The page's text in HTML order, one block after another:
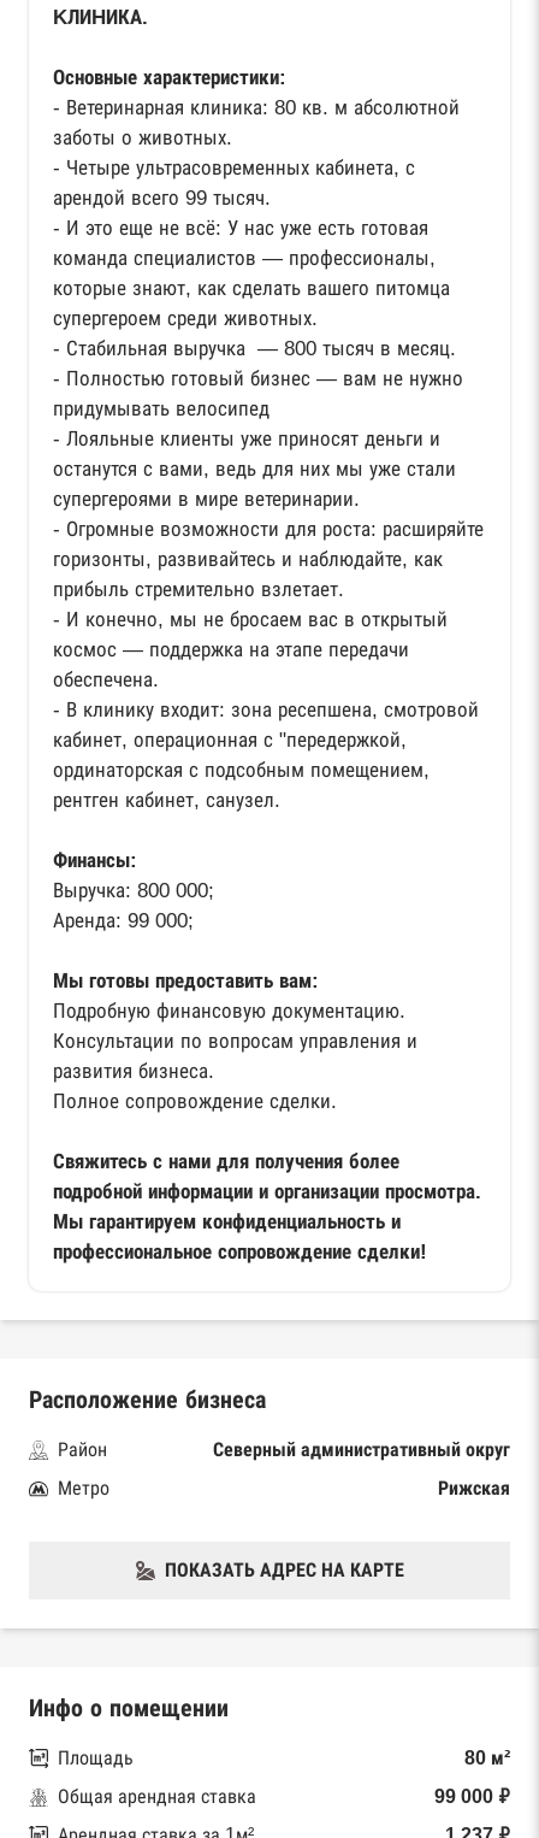
KЛИHИКА.
Основные характеристики:
- Ветеринарная клиника: 80 кв. м абсолютной
заботы о животных.
- Четыре ультрасовременных кабинета, с
арендой всего 99 тысяч.
- И это еще не всё: У нас уже есть готовая
команда специалистов — профессионалы,
которые знают, как сделать вашего питомца
супергероем среди животных.
- Стабильная выручка — 800 тысяч в месяц.
- Полностью готовый бизнес — вам не нужно
придумывать велосипед
- Лояльные клиенты уже приносят деньги и
останутся с вами, ведь для них мы уже стали
супергероями в мире ветеринарии.
- Огромные возможности для роста: расширяйте
горизонты, развивайтесь и наблюдайте, как
прибыль стремительно взлетает.
- И конечно, мы не бросаем вас в открытый
космос — поддержка на этапе передачи
обеспечена.
- В клинику входит: зона ресепшена, смотровой
кабинет, операционная с "передержкой,
ординаторская с подсобным помещением,
рентген кабинет, санузел.
Финансы:
Выручка: 800 000;
Аренда: 99 000;
Мы готовы предоставить вам:
Подробную финансовую документацию.
Консультации по вопросам управления и
развития бизнеса.
Полное сопровождение сделки.
Свяжитесь с нами для получения более
подробной информации и организации просмотра.
Мы гарантируем конфиденциальность и
профессиональное сопровождение сделки!
Расположение бизнеса
Район
Северный административный округ
Метро
Рижская
ПОКАЗАТЬ АДРЕС НА КАРТЕ
Инфо о помещении
Площадь
80 м²
Общая арендная ставка
99 000 ₽